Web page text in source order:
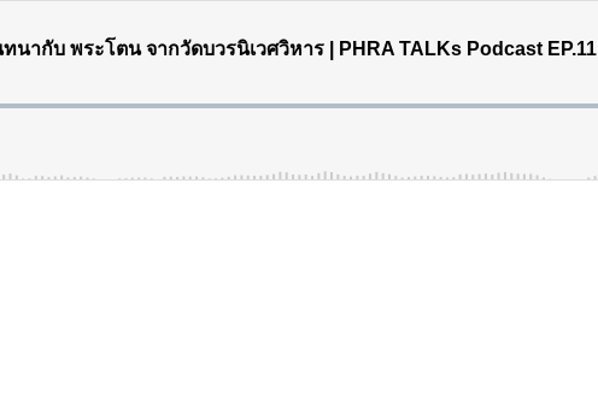
นากับ พระโตน จากวัดบวรนิเวศวิหาร | PHRA TALKs Podcast EP.11